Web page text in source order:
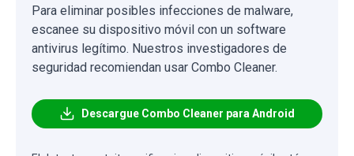
Para eliminar posibles infecciones de malware,
escanee su dispositivo móvil con un software
antivirus legítimo. Nuestros investigadores de
seguridad recomiendan usar Combo Cleaner.
Descargue Combo Cleaner para Android